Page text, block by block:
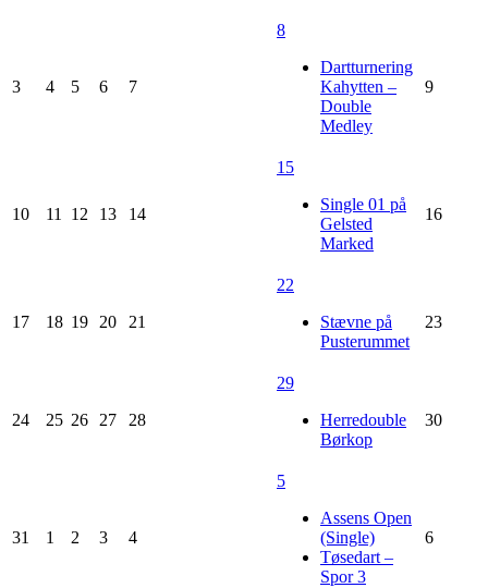
3 4 5 6 7
8
Dartturnering
Kahytten –
Double
Medley
9
10 11 12 13 14
15
Single 01 på
Gelsted
Marked
16
17 18 19 20 21
22
Stævne på
Pusterummet
23
24 25 26 27 28
29
Herredouble
Børkop
30
31 1 2 3 4
5
Assens Open
(Single)
Tøsedart –
Spor 3
6